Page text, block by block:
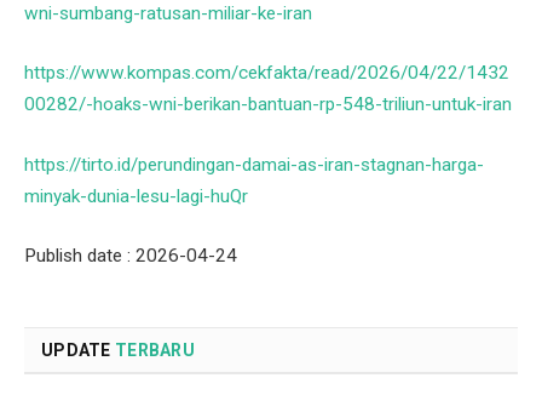
wni-sumbang-ratusan-miliar-ke-iran
https://www.kompas.com/cekfakta/read/2026/04/22/1432
00282/-hoaks-wni-berikan-bantuan-rp-548-triliun-untuk-iran
https://tirto.id/perundingan-damai-as-iran-stagnan-harga-
minyak-dunia-lesu-lagi-huQr
Publish date : 2026-04-24
UPDATE TERBARU